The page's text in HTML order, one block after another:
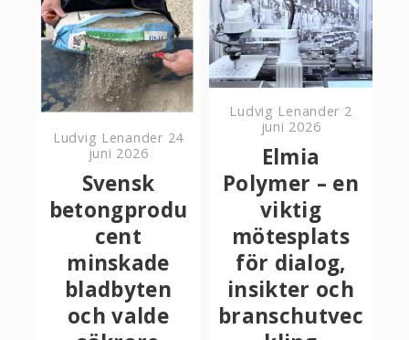
Ludvig Lenander 24
juni 2026
Svensk
betongprodu
cent
minskade
bladbyten
och valde
Ludvig Lenander 2
juni 2026
Elmia
Polymer – en
viktig
mötesplats
för dialog,
insikter och
branschutvec